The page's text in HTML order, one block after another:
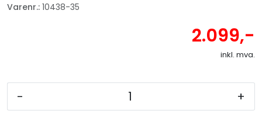
Varenr.: 10438-35
2.099,-
inkl. mva.
- +